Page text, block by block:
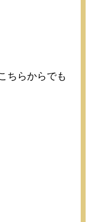
ちらからでも